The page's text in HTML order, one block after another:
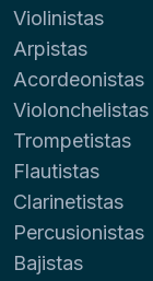
Violinistas
Arpistas
Acordeonistas
Violonchelistas
Trompetistas
Flautistas
Clarinetistas
Percusionistas
Bajistas